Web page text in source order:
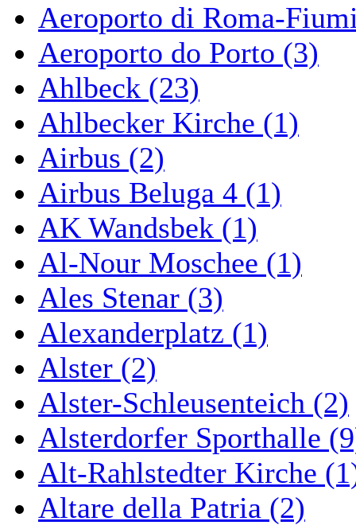
Aeroporto di Roma-
Aeroporto do Porto (3)
Ahlbeck (23)
Ahlbecker Kirche (1)
Airbus (2)
Airbus Beluga 4 (1)
AK Wandsbek (1)
Al-Nour Moschee (1)
Ales Stenar (3)
Alexanderplatz (1)
Alster (2)
Alster-Schleusenteich (2)
Alsterdorfer Sporthalle
Alt-Rahlstedter Kirche
Altare della Patria (2)